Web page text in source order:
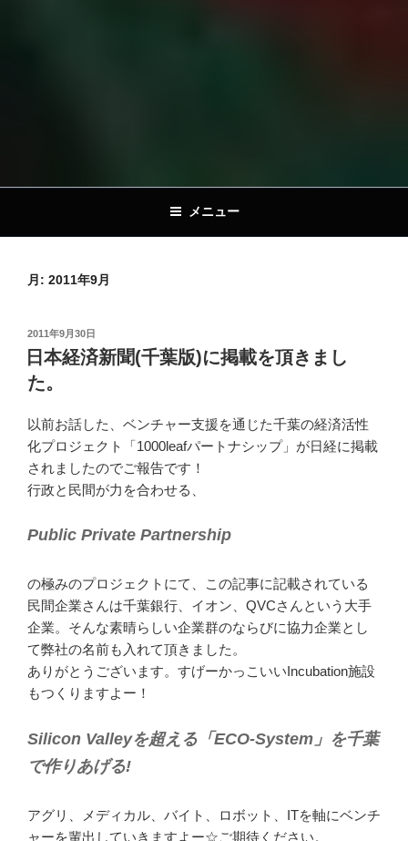
メニュー
月: 2011年9月
投
稿
日:
2011年9月30日
日本経済新聞(千葉版)に掲載を頂きまし
た。
以前お話した、ベンチャー支援を通じた千葉の経済活性
化プロジェクト「1000leafパートナシップ」が日経に掲載
されましたのでご報告です！
行政と民間が力を合わせる、
Public Private Partnership
の極みのプロジェクトにて、この記事に記載されている
民間企業さんは千葉銀行、イオン、QVCさんという大手
企業。そんな素晴らしい企業群のならびに協力企業とし
て弊社の名前も入れて頂きました。
ありがとうございます。すげーかっこいいIncubation施設
もつくりますよー！
Silicon Valleyを超える「ECO-System」を千葉
で作りあげる!
アグリ、メディカル、バイト、ロボット、ITを軸にベンチ
ャーを輩出していきますよー☆ご期待ください。